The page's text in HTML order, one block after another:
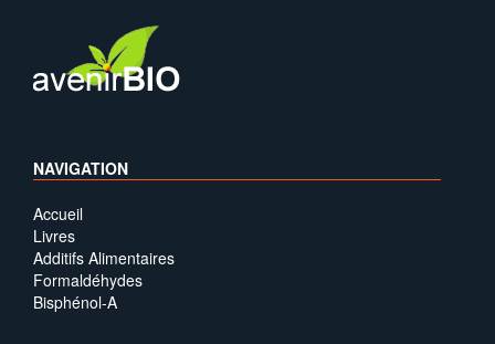
NAVIGATION
Accueil
Livres
Additifs Alimentaires
Formaldéhydes
Bisphénol-A